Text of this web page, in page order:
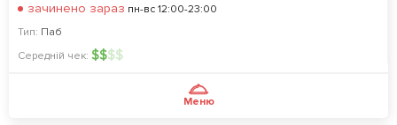
зачинено зараз пн-вс 12:00-23:00
Тип: Паб
Середній чек: $$$$
Меню